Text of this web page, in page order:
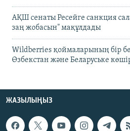
АҚШ сенаты Ресейге санкция
заң жобасын" мақұлдады
Wildberries қоймаларының бір
Өзбекстан және Беларуське
ЖАЗЫЛЫҢЫЗ